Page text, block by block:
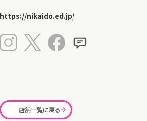
https://nikaido.ed.jp/
店舗一覧に戻る